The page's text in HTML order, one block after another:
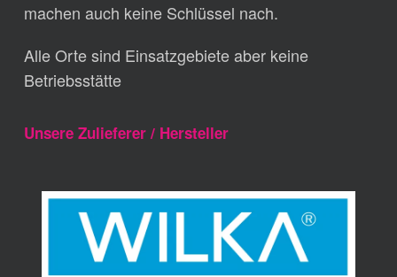
machen auch keine Schlüssel nach.
Alle Orte sind Einsatzgebiete aber keine
Betriebsstätte
Unsere Zulieferer / Hersteller